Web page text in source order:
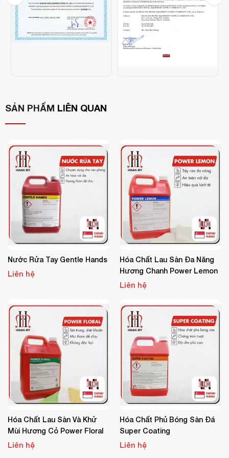
Công nghệ làm sạch hiện đại: Vớicông thức silicone
tiên tiến, Blink Up giúp bám dính bụi hiệu quả mà không
cần quét trước, thay thế hoàn hảo cho máy hút bụi trong
không khí.
Không để lại vết bụi, giúp sàn sáng bóng
nhà , giúp bề mặt sàn khô ráo, sạch tinh tươm và có mùi
bạc hà dịu nhẹ, dễ chịu.
Hướng dẫn sử dụng:
Đổ dung dịch vào bình áp suất
Xịt trực tiếp lên khăn lau bụi hoặc bông lau khô
, sau
đó lau sàn.
Sản phẩm hoạt động giống như một máy hút bụi khô
nhờ khả năng giữ lại toàn bộ bụi bẩn, không để bụi phát tán
lại môi trường xung quanh.
Tên sản phẩm: Nước lau sàn khô Blink Up
Dung tích : 3.8 lít
Thương hiệu
Xuất xứ: Thái Lan
Dạng: Chất lỏng màu xanh
Mùi hương : Bạc hà dịu nhẹ
Ứng dụng: Nhà ở, khách sạn, văn phòng, showroom, khu
vực hành lang, thang máy, nơi không tiện lau ướt.
SẢN PHẨM LIÊN QUAN
Nước Rửa Tay Gentle Hands
Liên hệ
Hóa Chất Lau Sàn Đa Năng
Hương Chanh Power Lemon
Liên hệ
Hóa Chất Lau Sàn Và Khử
Mùi Hương Cỏ Power Floral
Liên hệ
Hóa Chất Phủ Bóng Sàn Đá
Super Coating
Liên hệ